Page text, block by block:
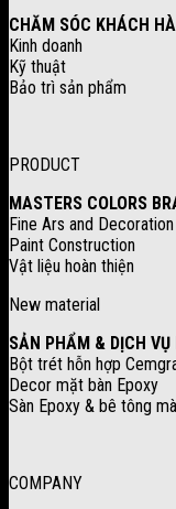
CHĂM SÓC KHÁCH
Kinh doanh
Kỹ thuật
Bảo trì sản phẩm
PRODUCT
MASTERS COLORS
Fine Ars and Decoration
Paint Construction
Vật liệu hoàn thiện
New material
SẢN PHẨM & DỊCH VỤ
Bột trét hỗn hợp
Decor mặt bàn Epoxy
Sàn Epoxy & bê tông
COMPANY